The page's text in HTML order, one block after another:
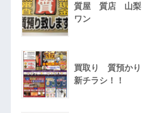
質屋 質店 山
ワン
買取り 質預か
新チラシ！！